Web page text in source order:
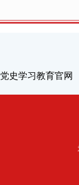
党史学习教育官网